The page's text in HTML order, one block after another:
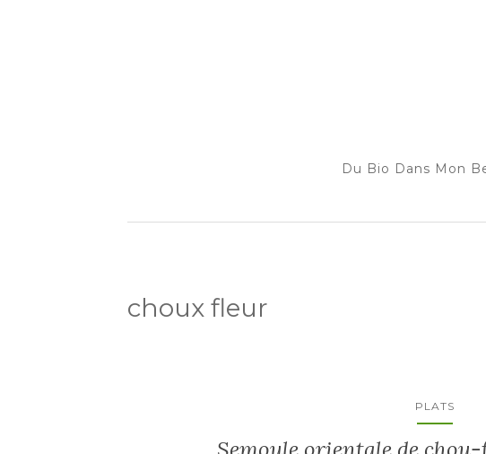
Du Bio Dans Mon
choux fleur
PLATS